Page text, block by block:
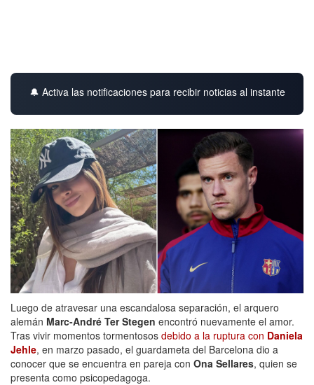
🔔 Activa las notificaciones para recibir noticias al instante
Luego de atravesar una escandalosa separación, el arquero
alemán Marc-André Ter Stegen encontró nuevamente el amor.
Tras vivir momentos tormentosos debido a la ruptura con Daniela
Jehle, en marzo pasado, el guardameta del Barcelona dio a
conocer que se encuentra en pareja con Ona Sellares, quien se
presenta como psicopedagoga.